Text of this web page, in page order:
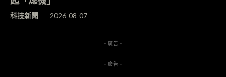
科技新聞 2026-08-07
- 廣告 -
- 廣告 -